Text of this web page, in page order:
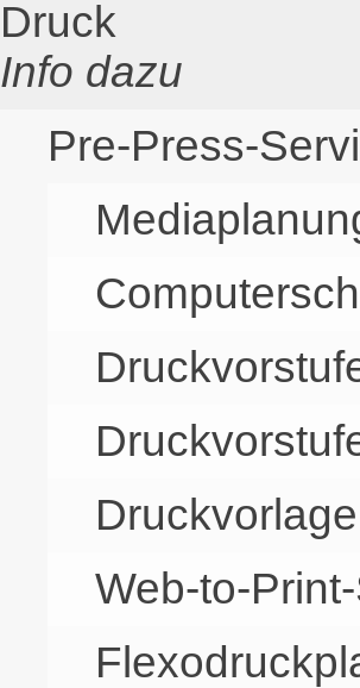
Druck
Info dazu
Pre-Press-
Web-to-